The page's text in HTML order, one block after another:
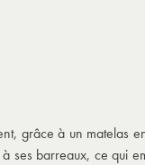
grâce à un matelas
ses barreaux, ce qui